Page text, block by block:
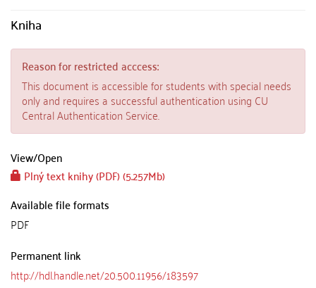
Kniha
Reason for restricted acccess:
This document is accessible for students with special needs
only and requires a successful authentication using CU
Central Authentication Service.
View/Open
Plný text knihy (PDF) (5.257Mb)
Available file formats
PDF
Permanent link
http://hdl.handle.net/20.500.11956/183597